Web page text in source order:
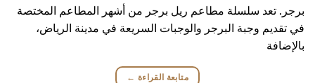
برجر. تعد سلسلة مطاعم ريل برجر من أشهر المطاعم المختصة
في تقديم وجبة البرجر والوجبات السريعة في مدينة الرياض،
بالإضافة
متابعة القراءة ←